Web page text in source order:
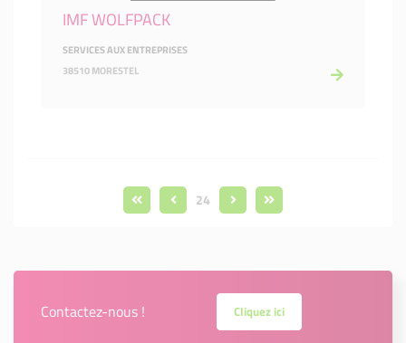
IMF WOLFPACK
SERVICES AUX ENTREPRISES
38510 MORESTEL
24
Contactez-nous ! Cliquez ici